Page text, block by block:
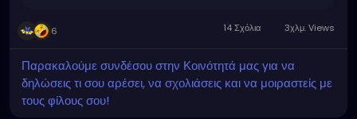
6 14 Σχόλια 3χλμ. Views
Παρακαλούμε συνδέσου στην Κοινότητά μας για να
δηλώσεις τι σου αρέσει, να σχολιάσεις και να μοιραστείς με
τους φίλους σου!